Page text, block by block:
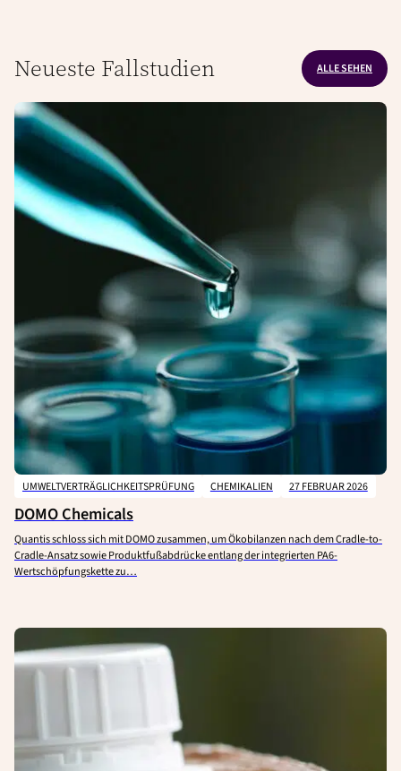
Neueste Fallstudien ALLE SEHEN
UMWELTVERTRÄGLICHKEITSPRÜFUNG CHEMIKALIEN 27 FEBRUAR 2026
DOMO Chemicals
Quantis schloss sich mit DOMO zusammen, um Ökobilanzen nach dem Cradle-to-
Cradle-Ansatz sowie Produktfußabdrücke entlang der integrierten PA6-
Wertschöpfungskette zu…